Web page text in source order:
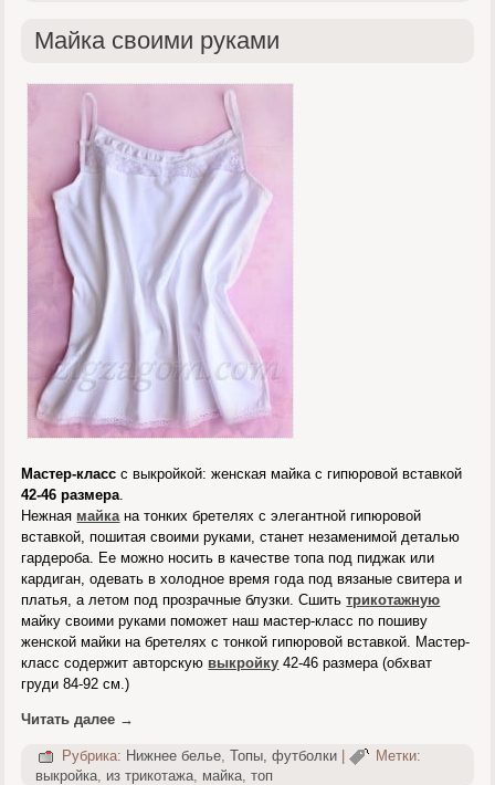
Майка своими руками
Мастер-класс с выкройкой: женская майка с гипюровой вставкой
42-46 размера
Нежная майка на тонких бретелях с элегантной гипюровой
вставкой, пошитая своими руками, станет незаменимой деталью
гардероба. Ее можно носить в качестве топа под пиджак или
кардиган, одевать в холодное время года под вязаные свитера и
платья, а летом под прозрачные блузки. Сшитьтрикотажную
майку своими руками поможет наш мастер-класс по пошиву
женской майки на бретелях с тонкой гипюровой вставкой. Мастер-
класс содержит авторскую выкройку 42-46 размера (обхват
груди 84-92 см.)
Читать далее →
Рубрика: Нижнее белье,Топы, футболки |
Метки:
выкройка из трикотажа майка ,топ